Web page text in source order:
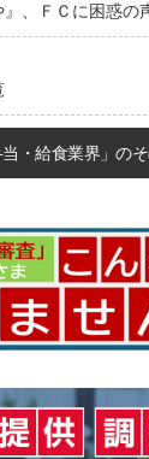
』、ＦＣに困惑
当・給食業界」の